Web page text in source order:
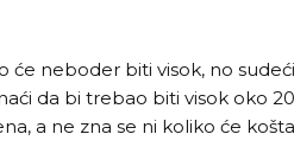
će neboder biti visok, no
da bi trebao biti visok oko
a ne zna se ni koliko će